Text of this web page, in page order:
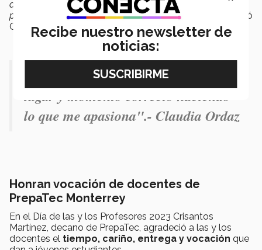
doctor Jesús Velasco y el doctorHomero
, que en
paz descanse. Tres maestros que me inspiraron”
, comentó
Claudia.
"Me siento satisfecha de estar en el
lugar y momento correcto haciendo
lo que me apasiona".- Claudia Ordaz
Honran vocación de docentes de
PrepaTec Monterrey
En el Día de las y los Profesores 2023 Crisantos
Martínez, decano de PrepaTec, agradeció a las y los
docentes el tiempo, cariño, entrega y vocación que
Recibe nuestro newsletter de
noticias: